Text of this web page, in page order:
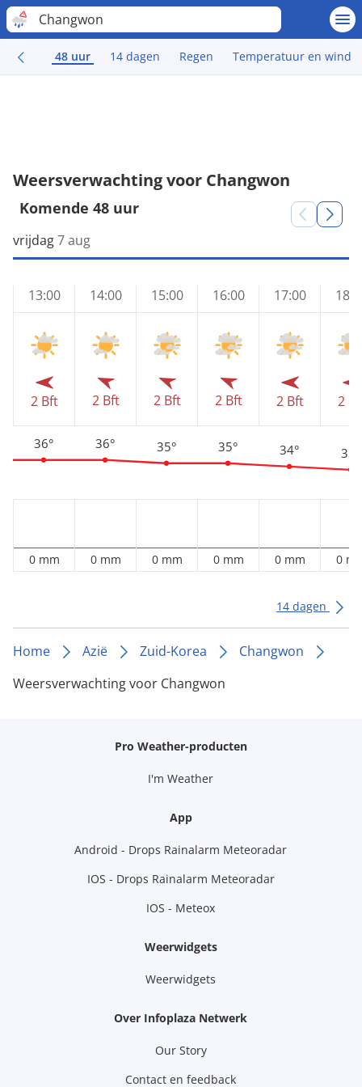
Changwon
48 uur 14 dagen Regen Temperatuur en wind
Weersverwachting voor Changwon
Komende 48 uur
vrijdag7 aug
13:00
2 Bft
36°
0 mm
14:00
2 Bft
36°
0 mm
15:00
2 Bft
35°
0 mm
16:00
2 Bft
35°
0 mm
17:00
2 Bft
34°
0 mm
2
33°
0
14 dagen
Home Azië Zuid-Korea
Changwon
Weersverwachting voor Changwon
Pro Weather-producten
I'm Weather
App
Android - Drops Rainalarm Meteoradar
IOS - Drops Rainalarm Meteoradar
IOS - Meteox
Weerwidgets
Weerwidgets
Over Infoplaza Netwerk
Our Story
Contact en feedback